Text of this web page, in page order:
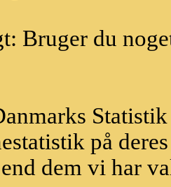
Bruger du
på
dem vi har